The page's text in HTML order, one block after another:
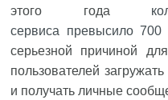
этого года
сервиса превысило 700
серьезной причиной
пользователей
и получать личные